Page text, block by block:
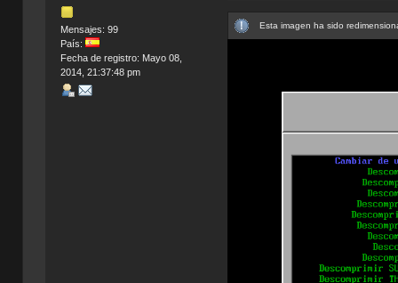
Mensajes: 99
País:
Fecha de registro: Mayo 08,
2014, 21:37:48 pm
Esta imagen ha sido